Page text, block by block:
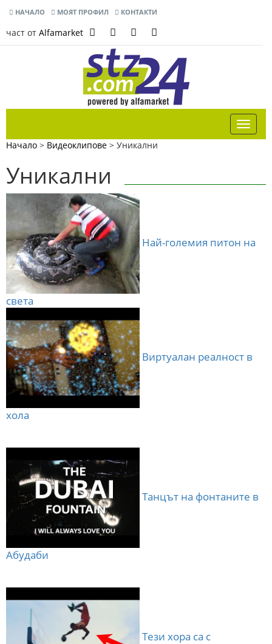
НАЧАЛО МОЯТ ПРОФИЛ КОНТАКТИ
част от Alfamarket
Начало > Видеоклипове > Уникални
Уникални
Най-големия питон на
света
Виртуалан реалност в
хола
Танцът на фонтаните в
Абудаби
Тези хора са с